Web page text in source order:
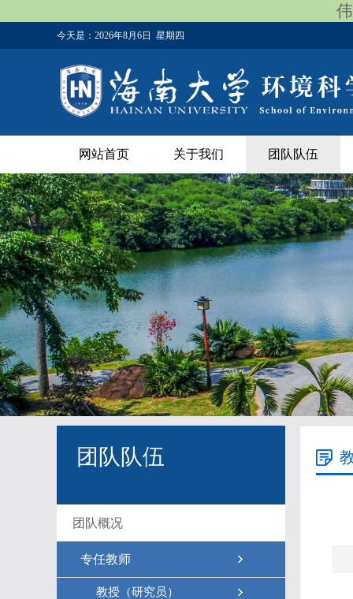
今天是： 2026年8月6日 星期四
网站首页 关于我们 团队队伍
团队队伍
团队概况
专任教师
教授（研究员）